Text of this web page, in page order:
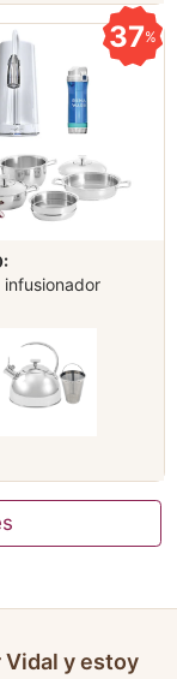
37%
infusionador
Vidal y estoy